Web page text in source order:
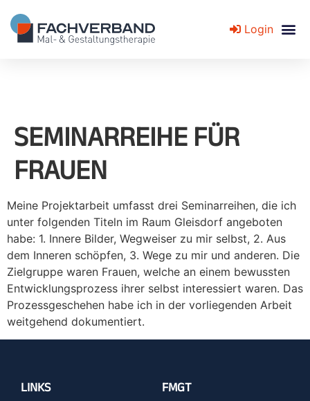
Login
SEMINARREIHE FÜR
FRAUEN
Meine Projektarbeit umfasst drei Seminarreihen, die ich
unter folgenden Titeln im Raum Gleisdorf angeboten
habe: 1. Innere Bilder, Wegweiser zu mir selbst, 2. Aus
dem Inneren schöpfen, 3. Wege zu mir und anderen. Die
Zielgruppe waren Frauen, welche an einem bewussten
Entwicklungsprozess ihrer selbst interessiert waren. Das
Prozessgeschehen habe ich in der vorliegenden Arbeit
weitgehend dokumentiert.
LINKS FMGT